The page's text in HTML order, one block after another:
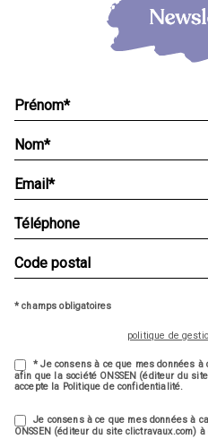
* champs obligatoires
politique de
* Je consens à ce que mes données
afin que la société ONSSEN (éditeur du
accepte la Politique de confidentialité.
Je consens à ce que mes données à
ONSSEN (éditeur du site clictravaux.com)